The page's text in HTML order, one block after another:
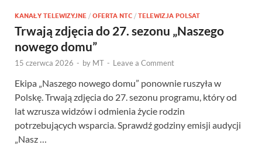
KANAŁY TELEWIZYJNE / OFERTA NTC / TELEWIZJA POLSAT
Trwają zdjęcia do 27. sezonu „Naszego
nowego domu”
15 czerwca 2026 - by MT - Leave a Comment
Ekipa „Naszego nowego domu” ponownie ruszyła w
Polskę. Trwają zdjęcia do 27. sezonu programu, który od
lat wzrusza widzów i odmienia życie rodzin
potrzebujących wsparcia. Sprawdź godziny emisji audycji
„Nasz …